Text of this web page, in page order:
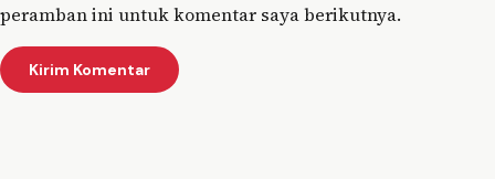
peramban ini untuk komentar saya berikutnya.